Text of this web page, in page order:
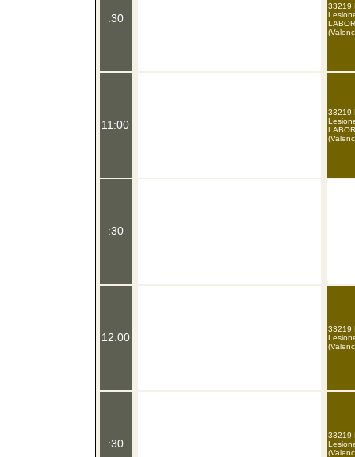
:30
11:00
:30
12:00
:30
33219
33219
33219
33219